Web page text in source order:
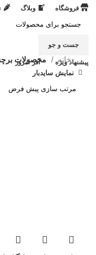
فروشگاه وبلاگ
جست و جو
پیشنهاد ویژه آفر امروز خانه محصولات
نمایش سایدبار